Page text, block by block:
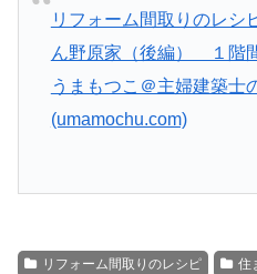
リフォーム間取りのレ
ん野原家（後編） １階
うまもつこ＠主婦建築士
(umamochu.com)
リフォーム間取りのレシピ 住